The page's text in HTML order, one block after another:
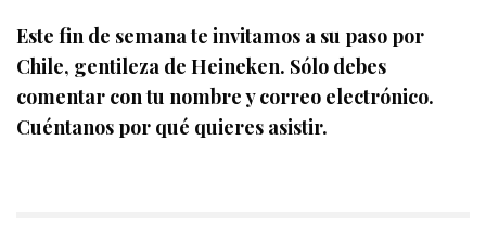
Este fin de semana te invitamos a su paso por
Chile, gentileza de Heineken. Sólo debes
comentar con tu nombre y correo electrónico.
Cuéntanos por qué quieres asistir.